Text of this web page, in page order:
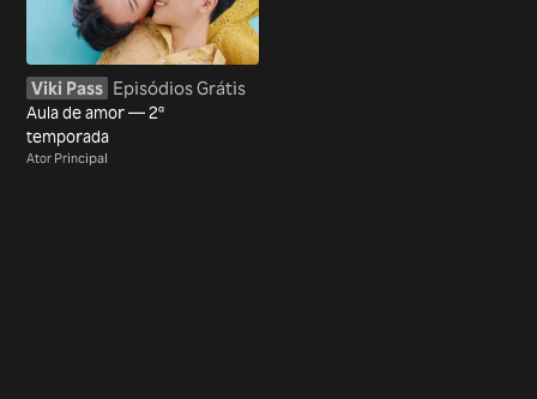
Viki Pass Episódios Grátis
Aula de amor — 2ª
temporada
Ator Principal